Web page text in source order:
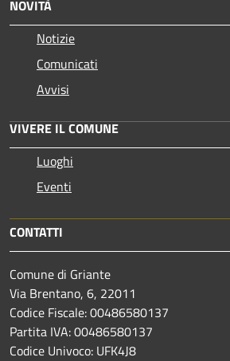
NOVITÀ
Notizie
Comunicati
Avvisi
VIVERE IL COMUNE
Luoghi
Eventi
CONTATTI
Comune di Griante
Via Brentano, 6, 22011
Codice Fiscale: 00486580137
Partita IVA: 00486580137
Codice Univoco: UFK4J8